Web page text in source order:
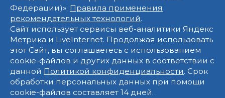
Федерации)». Правила применения
рекомендательных технологий.
Сайт использует сервисы веб-аналитики Яндекс
Метрика и LiveInternet. Продолжая использовать
этот Сайт, вы соглашаетесь с использованием
cookie-файлов и других данных в соответствии с
данной Политикой конфиденциальности. Срок
обработки персональных данных при помощи
cookie-файлов составляет 14 дней.